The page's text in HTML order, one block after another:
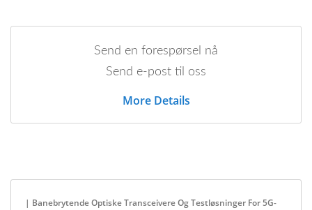
Send en forespørsel nå
Send e-post til oss
More Details
| Banebrytende Optiske Transceivere Og Testløsninger For 5G-